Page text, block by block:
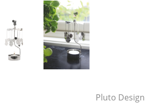
Pluto Design